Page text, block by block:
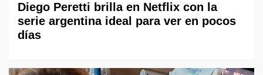
Diego Peretti brilla en Netflix con la
serie argentina ideal para ver en pocos
días